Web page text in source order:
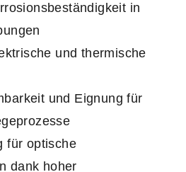
in
und thermische
und Eignung für
für optische
dank hoher